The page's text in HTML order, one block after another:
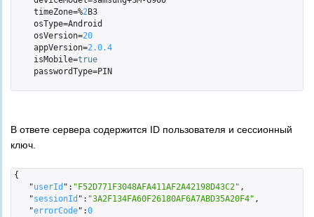
    timeZone=%
2B3
    osVersion=
20
    appVersion=
2.0.4
    isMobile=
true
В ответе сервера содержится ID пользователя и сессионный
ключ.
{
   "
userId ": "F52D771F3048AFA411AF2A42198D43C2" ,
   "
sessionId ": "3A2F134FA60F26180AF6A7ABD35A20F4" ,
   "
errorCode":0